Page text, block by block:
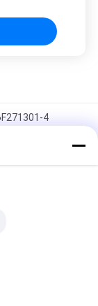
4
suku cadang
Sistem